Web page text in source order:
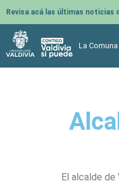
Revisa acá las últimas noticias
La Comuna
El alcalde